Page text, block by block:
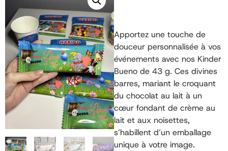
Apportez une touche de
douceur personnalisée à vos
événements avec nos Kinder
Bueno de 43 g. Ces divines
barres, mariant le croquant
du chocolat au lait à un
cœur fondant de crème au
lait et aux noisettes,
s’habillent d’un emballage
unique à votre image.